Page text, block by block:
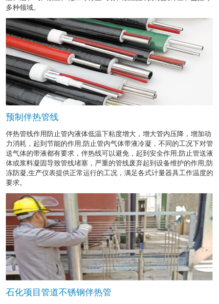
多种领域。
预制伴热管线
伴热管线作用防止管内液体低温下粘度增大，增大管内压降，增加动
力消耗，起到节能的作用;防止管内气体带液冷凝，不同的工况下对管
送气体的带液都有要求，伴热线可以避免，起到安全作用;防止管送液
体或浆料凝固导致管线堵塞，严重的管线废弃起到设备维护的作用;防
冻防凝;生产仪表提供正常运行的工况，满足各式计量器具工作温度的
要求。
石化项目管道不锈钢伴热管